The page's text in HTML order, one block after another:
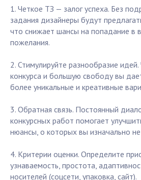
1. Четкое ТЗ — залог успеха. Без
задания дизайнеры будут
что снижает шансы на попадание в
пожелания.
2. Стимулируйте разнообразие
конкурса и большую свободу вы
более уникальные и креативные
3. Обратная связь. Постоянный
конкурсных работ помогает
нюансы, о которых вы изначально
4. Критерии оценки. Определите
узнаваемость, простота,
носителей (соцсети, упаковка, сайт).